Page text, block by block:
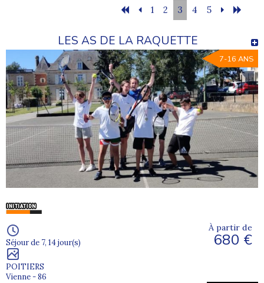
1 2 3 4 5
LES AS DE LA RAQUETTE
7-16 ANS
Séjour de 7, 14 jour(s)
POITIERS
Vienne - 86
À partir de
680 €